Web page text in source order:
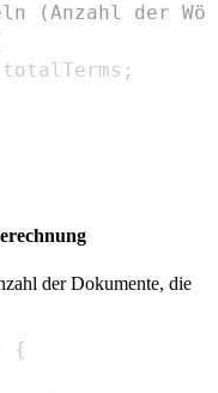
(Anzahl der
totalTerms ;
der Dokumente, die
{